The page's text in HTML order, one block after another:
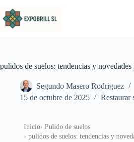
pulidos de suelos: tendencias y novedades
Segundo Masero Rodriguez
15 de octubre de 2025
Restaurar
Inicio
Pulido de suelos
pulidos de suelos: tendencias y